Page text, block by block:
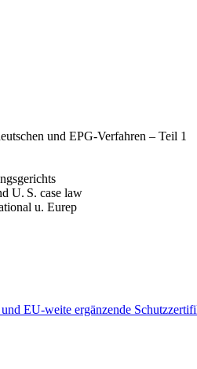
und EPG-Verfahren – Teil 1
U. S. case law
u. Eurep
EU-weite ergänzende